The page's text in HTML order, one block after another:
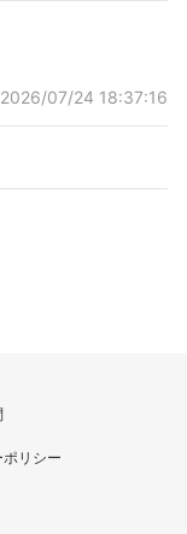
2026/07/24 18:37:16
リシー